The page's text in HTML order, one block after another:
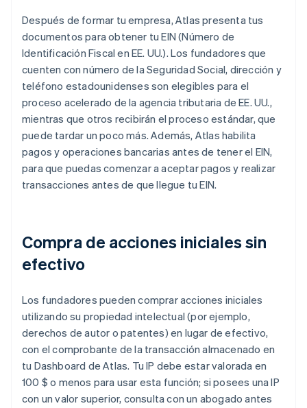
Después de formar tu empresa, Atlas presenta tus
documentos para obtener tu EIN (Número de
Identificación Fiscal en EE. UU.). Los fundadores que
cuenten con número de la Seguridad Social, dirección y
teléfono estadounidenses son elegibles para el
proceso acelerado de la agencia tributaria de EE. UU.,
mientras que otros recibirán el proceso estándar, que
puede tardar un poco más. Además, Atlas habilita
pagos y operaciones bancarias antes de tener el EIN,
para que puedas comenzar a aceptar pagos y realizar
transacciones antes de que llegue tu EIN.
Compra de acciones iniciales sin
efectivo
Los fundadores pueden comprar acciones iniciales
utilizando su propiedad intelectual (por ejemplo,
derechos de autor o patentes) en lugar de efectivo,
con el comprobante de la transacción almacenado en
tu Dashboard de Atlas. Tu IP debe estar valorada en
100 $ o menos para usar esta función; si posees una IP
con un valor superior, consulta con un abogado antes